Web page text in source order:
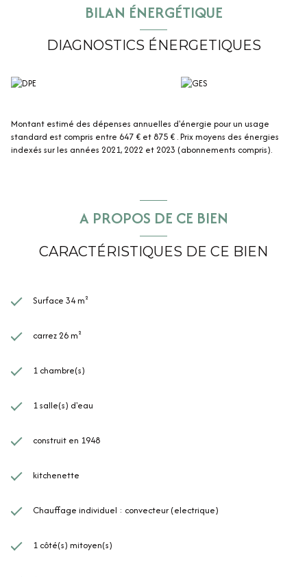
BILAN ÉNERGÉTIQUE
DIAGNOSTICS ÉNERGETIQUES
Montant estimé des dépenses annuelles d'énergie pour un usage
standard est compris entre 647 € et 875 € . Prix moyens des énergies
indexés sur les années 2021, 2022 et 2023 (abonnements compris).
A PROPOS DE CE BIEN
CARACTÉRISTIQUES DE CE BIEN
Surface 34 m²
carrez 26 m²
1 chambre(s)
1 salle(s) d'eau
construit en 1948
kitchenette
Chauffage individuel : convecteur (electrique)
1 côté(s) mitoyen(s)